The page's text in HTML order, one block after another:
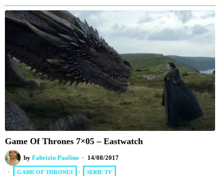
Game Of Thrones 7×05 – Eastwatch
by Fabrizio Paolino 14/08/2017
GAME OF THRONES · SERIE TV